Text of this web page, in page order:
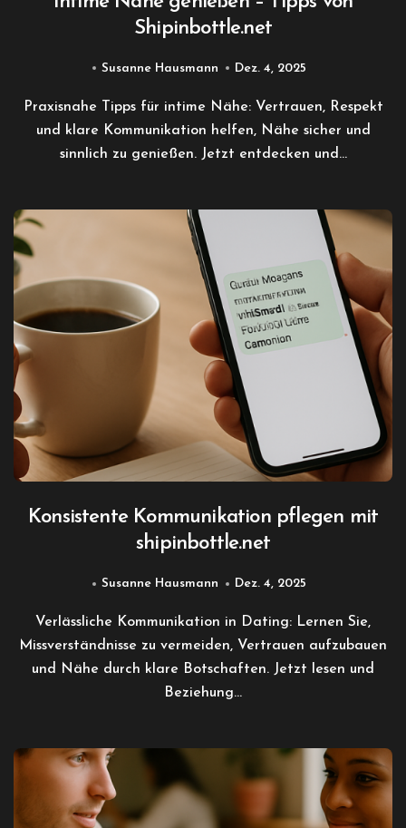
Shipinbottle.net
Susanne Hausmann Dez. 4, 2025
Praxisnahe Tipps für intime Nähe: Vertrauen, Respekt
und klare Kommunikation helfen, Nähe sicher und
sinnlich zu genießen. Jetzt entdecken und…
Konsistente Kommunikation pflegen mit
shipinbottle.net
Susanne Hausmann Dez. 4, 2025
Verlässliche Kommunikation in Dating: Lernen Sie,
Missverständnisse zu vermeiden, Vertrauen aufzubauen
und Nähe durch klare Botschaften. Jetzt lesen und
Beziehung…